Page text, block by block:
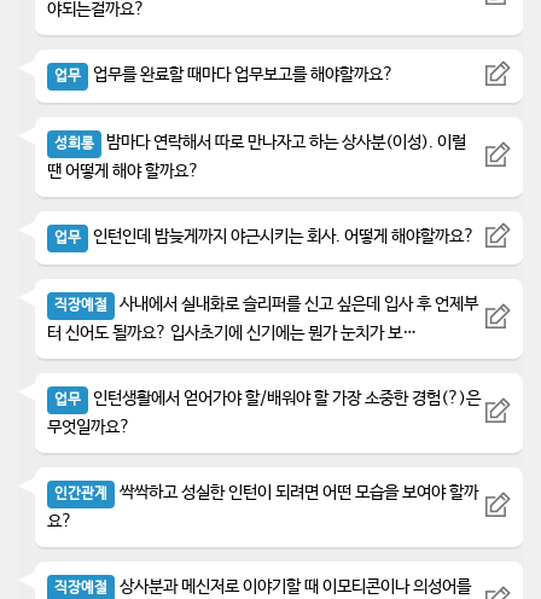
야되는걸까요?
업무 업무를 완료할 때마다 업무보고를 해야할까요?
성희롱
밤마다 연락해서 따로 만나자고 하는 상사분(이성). 이럴
땐 어떻게 해야 할까요?
업무 인턴인데 밤늦게까지 야근시키는 회사. 어떻게 해야할까요?
직장예절
사내에서 실내화로 슬리퍼를 신고 싶은데 입사 후 언제부
터 신어도 될까요? 입사초기에 신기에는 뭔가 눈치가 보…
업무
인턴생활에서 얻어가야 할/배워야 할 가장 소중한 경험(?)은
무엇일까요?
인간관계
싹싹하고 성실한 인턴이 되려면 어떤 모습을 보여야 할까
요?
직장예절
상사분과 메신저로 이야기할 때 이모티콘이나 의성어를